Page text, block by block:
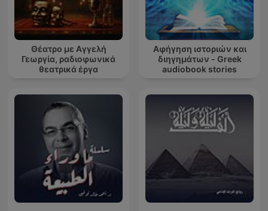
Θέατρο με Αγγελή
Γεωργία, ραδιοφωνικά
θεατρικά έργα
Αφήγηση ιστοριών και
διηγημάτων - Greek
audiobook stories